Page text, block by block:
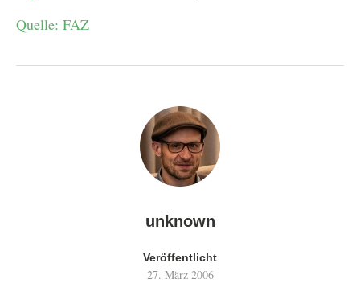
Quelle: FAZ
unknown
Veröffentlicht
27. März 2006